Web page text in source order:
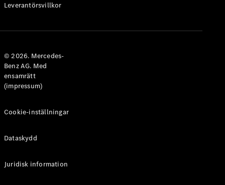
Leverantörsvillkor
© 2026. Mercedes-
Benz AG. Med
ensamrätt
(impressum)
Cookie-inställningar
Dataskydd
Juridisk information